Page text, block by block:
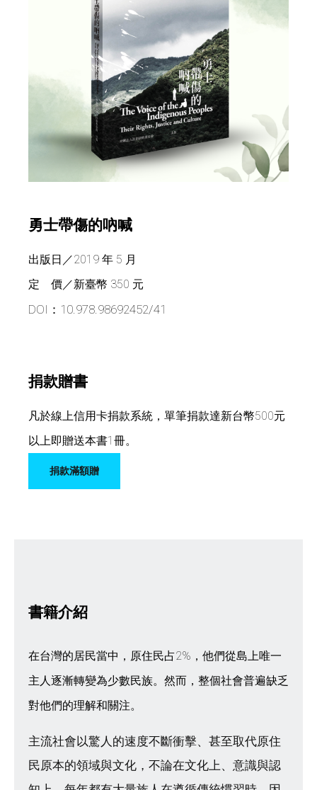
勇士帶傷的吶喊
出版日／2019 年 5 月
定 價／新臺幣 350 元
DOI：10.978.98692452/41
捐款贈書
凡於線上信用卡捐款系統，單筆捐款達新台幣500元
以上即贈送本書1冊。
捐款滿額贈
書籍介紹
在台灣的居民當中，原住民占2%，他們從島上唯一
主人逐漸轉變為少數民族。然而，整個社會普遍缺乏
對他們的理解和關注。
主流社會以驚人的速度不斷衝擊、甚至取代原住
民原本的領域與文化，不論在文化上、意識與認